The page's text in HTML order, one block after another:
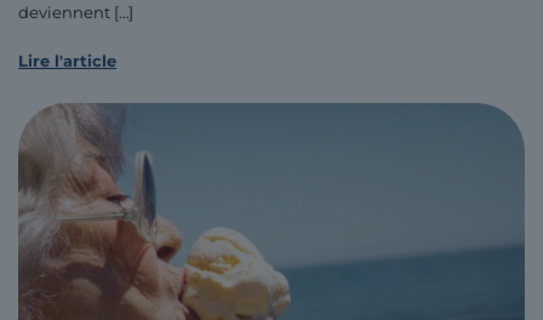
deviennent […]
Lire l'article